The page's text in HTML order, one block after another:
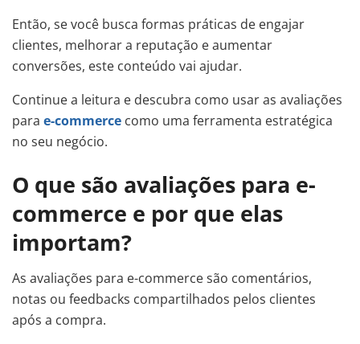
Então, se você busca formas práticas de engajar
clientes, melhorar a reputação e aumentar
conversões, este conteúdo vai ajudar.
Continue a leitura e descubra como usar as avaliações
para e-commerce como uma ferramenta estratégica
no seu negócio.
O que são avaliações para e-
commerce e por que elas
importam?
As avaliações para e-commerce são comentários,
notas ou feedbacks compartilhados pelos clientes
após a compra.